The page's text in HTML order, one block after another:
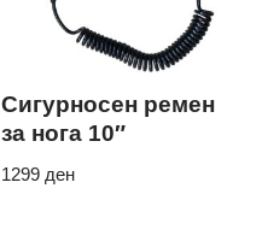
Сигурносен ремен
за нога 10″
1299 ден